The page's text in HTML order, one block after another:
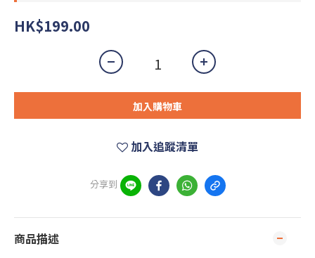
HK$199.00
加入購物車
加入追蹤清單
分享到
商品描述